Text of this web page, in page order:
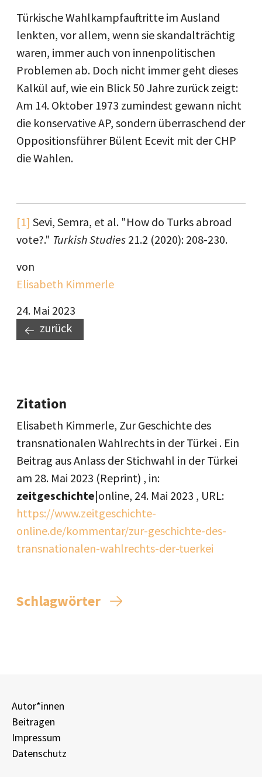
Türkische Wahlkampfauftritte im Ausland
lenkten, vor allem, wenn sie skandalträchtig
waren, immer auch von innenpolitischen
Problemen ab. Doch nicht immer geht dieses
Kalkül auf, wie ein Blick 50 Jahre zurück zeigt:
Am 14. Oktober 1973 zumindest gewann nicht
die konservative AP, sondern überraschend der
Oppositionsführer Bülent Ecevit mit der CHP
die Wahlen.
[1] Sevi, Semra, et al. "How do Turks abroad
vote?." Turkish Studies 21.2 (2020): 208-230.
von
Elisabeth Kimmerle
24. Mai 2023
zurück
Zitation
Elisabeth Kimmerle, Zur Geschichte des
transnationalen Wahlrechts in der Türkei . Ein
Beitrag aus Anlass der Stichwahl in der Türkei
am 28. Mai 2023 (Reprint) , in:
zeitgeschichte|online, 24. Mai 2023 , URL:
https://www.zeitgeschichte-
online.de/kommentar/zur-geschichte-des-
transnationalen-wahlrechts-der-tuerkei
Schlagwörter
Autor*innen
Beitragen
Impressum
Datenschutz